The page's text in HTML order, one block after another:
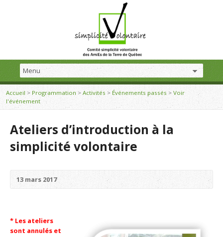
Accueil> Programmation> Activités > Événements passés > Voir
l'événement
Ateliers d’introduction à la
simplicité volontaire
13 mars 2017
* Les ateliers
sont annulés et